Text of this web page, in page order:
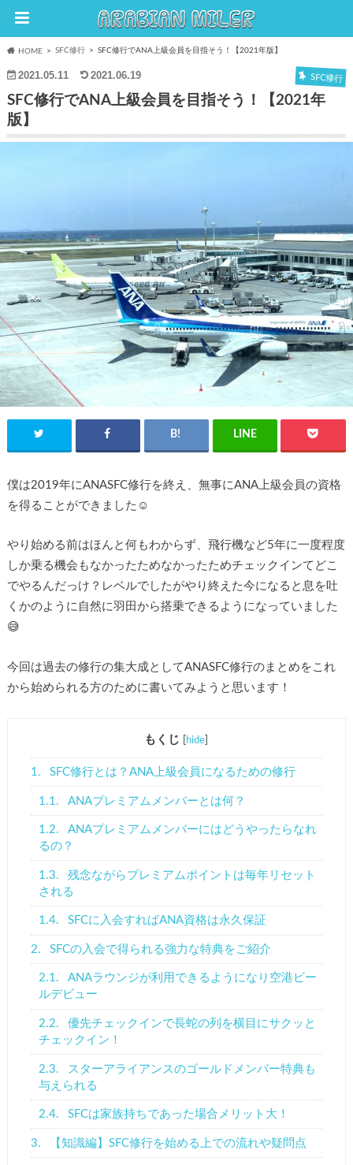
HOME SFC修行 SFC修行でANA上級会員を目指そう！【2021年版】
2021.05.11 2021.06.19 SFC修行
SFC修行でANA上級会員を目指そう！【2021年
版】
僕は2019年にANASFC修行を終え、無事にANA上級会員の資格
を得ることができました☺️
やり始める前はほんと何もわからず、飛行機など5年に一度程度
しか乗る機会もなかったためなかったためチェックインてどこ
でやるんだっけ？レベルでしたがやり終えた今になると息を吐
くかのように自然に羽田から搭乗できるようになっていました
😅
今回は過去の修行の集大成としてANASFC修行のまとめをこれ
から始められる方のために書いてみようと思います！
もくじ hide
1. SFC修行とは？ANA上級会員になるための修行
1.1. ANAプレミアムメンバーとは何？
1.2.
ANAプレミアムメンバーにはどうやったらなれ
るの？
1.3.
残念ながらプレミアムポイントは毎年リセット
される
1.4. SFCに入会すればANA資格は永久保証
2. SFCの入会で得られる強力な特典をご紹介
2.1.
ANAラウンジが利用できるようになり空港ビー
ルデビュー
2.2.
優先チェックインで長蛇の列を横目にサクッと
チェックイン！
2.3.
スターアライアンスのゴールドメンバー特典も
与えられる
2.4. SFCは家族持ちであった場合メリット大！
3. 【知識編】SFC修行を始める上での流れや疑問点